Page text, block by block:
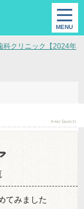
科クリニック【2024年
てみました